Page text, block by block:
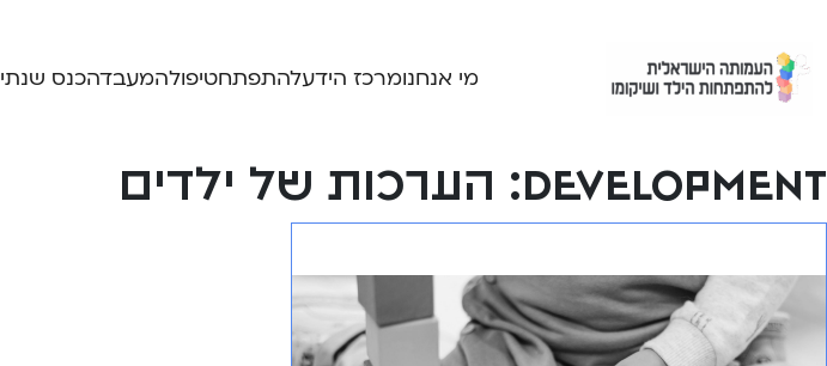
content
מי אנחנומרכז הידעלהתפתחטיפולהמעבדהכנס שנתי
development: הערכות של ילדים